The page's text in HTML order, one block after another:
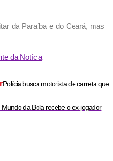
da Paraíba e do Ceará, mas
da Notícia
Polícia busca motorista de carreta que
da Bola recebe o ex-jogador